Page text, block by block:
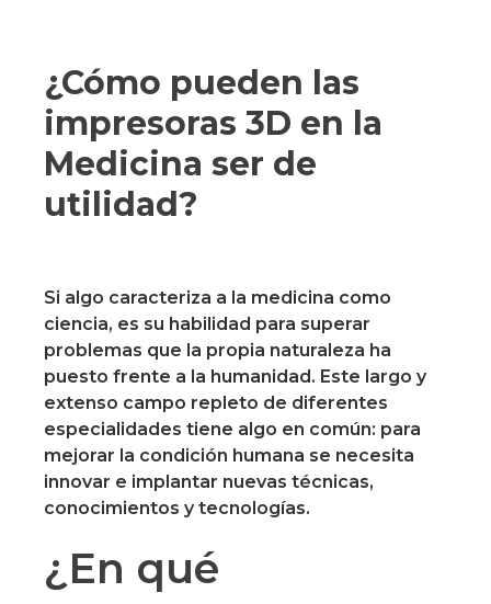
¿Cómo pueden las
impresoras 3D en la
Medicina ser de
utilidad?
Si algo caracteriza a la medicina como
ciencia, es su habilidad para superar
problemas que la propia naturaleza ha
puesto frente a la humanidad. Este largo y
extenso campo repleto de diferentes
especialidades tiene algo en común: para
mejorar la condición humana se necesita
innovar e implantar nuevas técnicas,
conocimientos y tecnologías.
¿En qué